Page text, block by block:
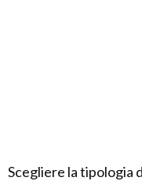
Scegliere la tipologia